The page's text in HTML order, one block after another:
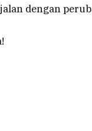
dengan